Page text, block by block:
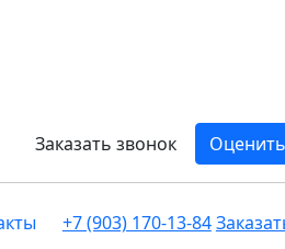
Заказать звонок
+7 (903) 170-13-84